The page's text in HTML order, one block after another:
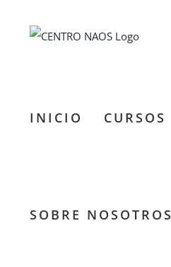
INICIO CURSOS
SOBRE NOSOTROS